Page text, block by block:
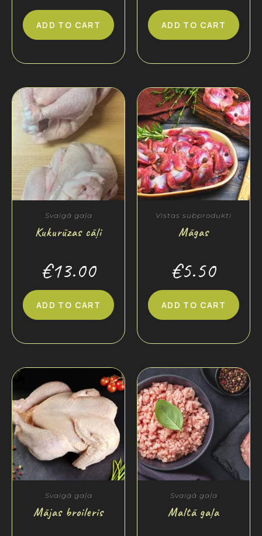
ADD TO CART ADD TO CART
Svaigā gaļa
Kukurūzas cāļi
€13.00
ADD TO CART
Vistas subprodukti
Māgas
€5.50
ADD TO CART
Svaigā gaļa
Mājas broileris
Svaigā gaļa
Maltā gaļa